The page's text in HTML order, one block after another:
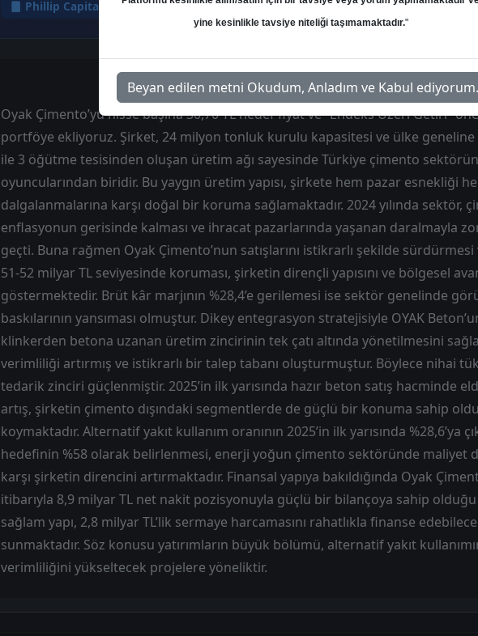
Phillip Capital Hedef: 30.70 ₺ Potansiyel: %0.00
Oyak Çimento’yu hisse başına 30,70 TL hedef fiyat ve “Endeks Üzeri Getiri”
portföye ekliyoruz. Şirket, 24 milyon tonluk kurulu kapasitesi ve ülke geneline
ile 3 öğütme tesisinden oluşan üretim ağı sayesinde Türkiye çimento
oyuncularından biridir. Bu yaygın üretim yapısı, şirkete hem pazar esnekliği
dalgalanmalarına karşı doğal bir koruma sağlamaktadır. 2024 yılında sektör,
enflasyonun gerisinde kalması ve ihracat pazarlarında yaşanan daralmayla
geçti. Buna rağmen Oyak Çimento’nun satışlarını istikrarlı şekilde sürdürmesi
51-52 milyar TL seviyesinde koruması, şirketin dirençli yapısını ve bölgesel
göstermektedir. Brüt kâr marjının %28,4’e gerilemesi ise sektör genelinde
baskılarının yansıması olmuştur. Dikey entegrasyon stratejisiyle OYAK
klinkerden betona uzanan üretim zincirinin tek çatı altında yönetilmesini
verimliliği artırmış ve istikrarlı bir talep tabanı oluşturmuştur. Böylece nihai
tedarik zinciri güçlenmiştir. 2025’in ilk yarısında hazır beton satış hacminde
artış, şirketin çimento dışındaki segmentlerde de güçlü bir konuma sahip
koymaktadır. Alternatif yakıt kullanım oranının 2025’in ilk yarısında %28,6’ya
hedefinin %58 olarak belirlenmesi, enerji yoğun çimento sektöründe maliyet
karşı şirketin direncini artırmaktadır. Finansal yapıya bakıldığında Oyak
itibarıyla 8,9 milyar TL net nakit pozisyonuyla güçlü bir bilançoya sahip
sağlam yapı, 2,8 milyar TL’lik sermaye harcamasını rahatlıkla finanse
sunmaktadır. Söz konusu yatırımların büyük bölümü, alternatif yakıt
verimliliğini yükseltecek projelere yöneliktir.
yine kesinlikle tavsiye niteliği taşımamaktadır."
Beyan edilen metni Okudum, Anladım ve Kabul ediyorum.